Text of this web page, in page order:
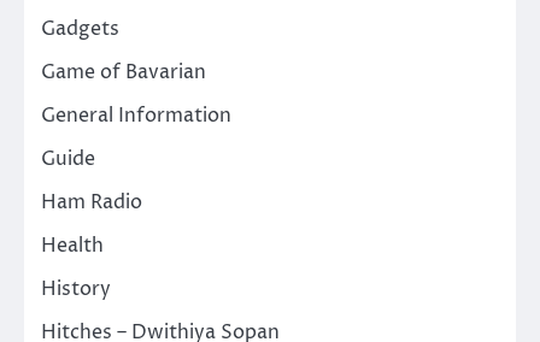
Gadgets
Game of Bavarian
General Information
Guide
Ham Radio
Health
History
Hitches – Dwithiya Sopan